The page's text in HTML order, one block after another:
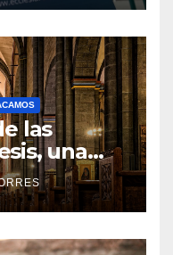
N
O
H
A
Y
C
O
M
N
las
una
futuro de
N
O